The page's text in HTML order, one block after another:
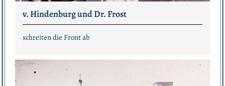
v. Hindenburg und Dr. Frost
schreiten die Front ab